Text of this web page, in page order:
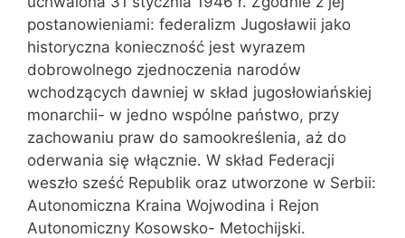
postanowieniami: federalizm Jugosławii jako
historyczna konieczność jest wyrazem
dobrowolnego zjednoczenia narodów
wchodzących dawniej w skład jugosłowiańskiej
monarchii- w jedno wspólne państwo, przy
zachowaniu praw do samookreślenia, aż do
oderwania się włącznie. W skład Federacji
weszło sześć Republik oraz utworzone w Serbii:
Autonomiczna Kraina Wojwodina i Rejon
Autonomiczny Kosowsko- Metochijski.